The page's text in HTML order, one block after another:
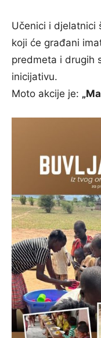
Učenici i djelatnici
koji će građani
predmeta i drugih
inicijativu.
Moto akcije je: